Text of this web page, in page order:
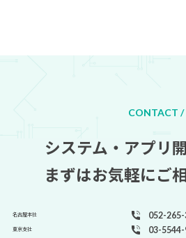
CONTACT /
システム・アプリ
まずはお気軽にご
名古屋本社 052-
東京支社 03-